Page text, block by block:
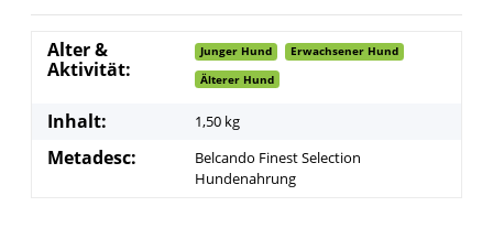
Alter &
Aktivität:
Junger Hund
Erwachsener Hund
Älterer Hund
Inhalt: 1,50 kg
Metadesc:
Belcando Finest Selection
Hundenahrung